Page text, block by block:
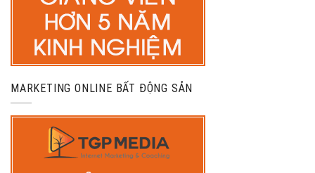
MARKETING ONLINE BẤT ĐỘNG SẢN